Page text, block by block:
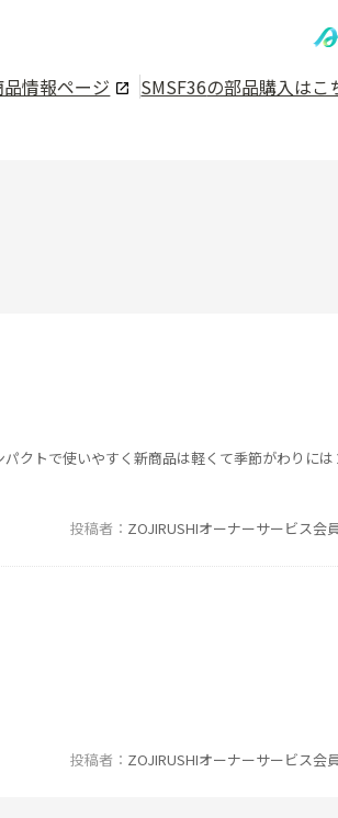
品情報ページ SMSF36の部品購入はこ
クトで使いやすく新商品は軽くて季節がわりに
投稿者 ZOJIRUSHIオーナーサービス会
投稿者 ZOJIRUSHIオーナーサービス会